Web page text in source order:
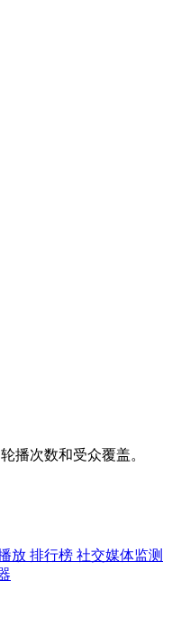
播次数和受众覆盖。
放 排行榜 社交媒体监测